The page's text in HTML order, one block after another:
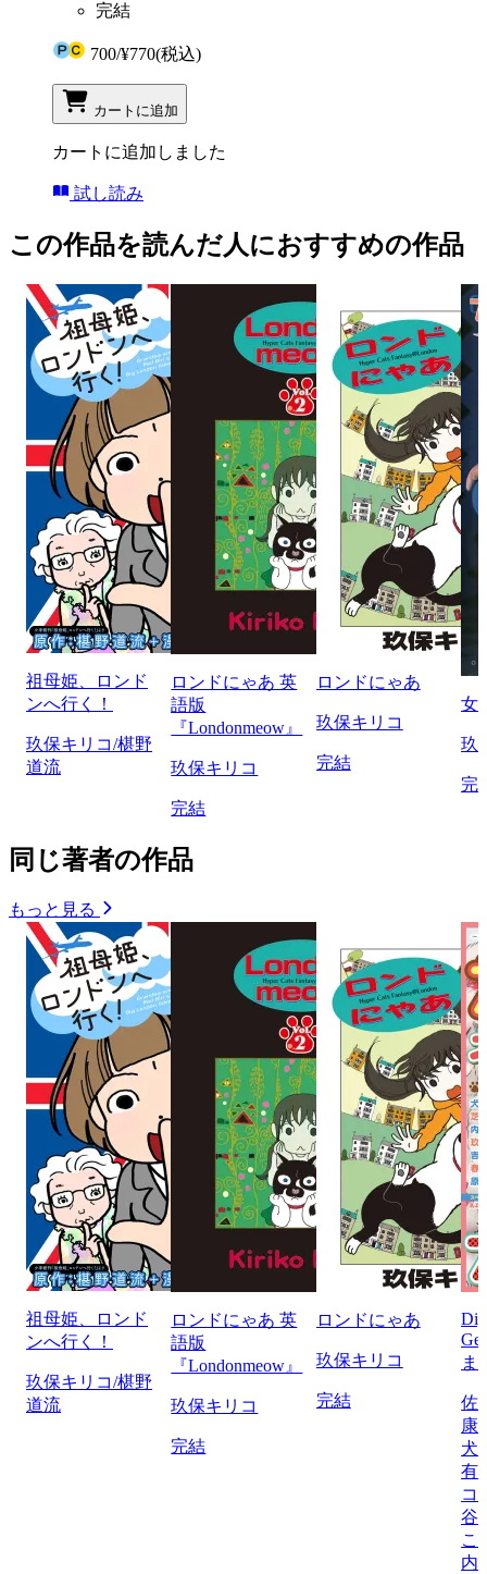
完結
700/¥770(税込)
カートに追加
カートに追加しました
試し読み
この作品を読んだ人におすすめの作品
祖母姫、ロンド
ンへ行く！
玖保キリコ/椹野
道流
ロンドにゃあ 英
語版
『Londonmeow』
玖保キリコ
完結
ロンドにゃあ
玖保キリコ
完結
女
玖
完
同じ著者の作品
もっと見る
祖母姫、ロンド
ンへ行く！
玖保キリコ/椹野
道流
ロンドにゃあ 英
語版
『Londonmeow』
玖保キリコ
完結
ロンドにゃあ
玖保キリコ
完結
ま
佐
康
犬
有
コ
谷
こ
内